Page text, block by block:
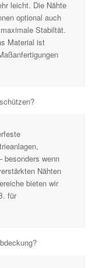
leicht. Die Nähte
optional auch
Stabiltät.
Material ist
besonders wenn
Nähten
bieten wir
für